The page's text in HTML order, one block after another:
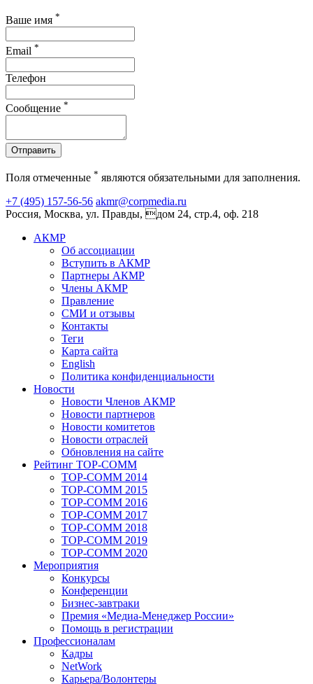
Ваше имя *
Email *
Телефон
Сообщение *
Отправить
Поля отмеченные * являются обязательными для заполнения.
+7 (495) 157-56-56 akmr@corpmedia.ru
Россия, Москва, ул. Правды, дом 24, стр.4, оф. 218
АКМР
Об ассоциации
Вступить в АКМР
Партнеры АКМР
Члены АКМР
Правление
СМИ и отзывы
Контакты
Теги
Карта сайта
English
Политика конфиденциальности
Новости
Новости Членов АКМР
Новости партнеров
Новости комитетов
Новости отраслей
Обновления на сайте
Рейтинг TOP-COMM
TOP-COMM 2014
TOP-COMM 2015
TOP-COMM 2016
TOP-COMM 2017
TOP-COMM 2018
TOP-COMM 2019
TOP-COMM 2020
Мероприятия
Конкурсы
Конференции
Бизнес-завтраки
Премия «Медиа-Менеджер России»
Помощь в регистрации
Профессионалам
Кадры
NetWork
Карьера/Волонтеры